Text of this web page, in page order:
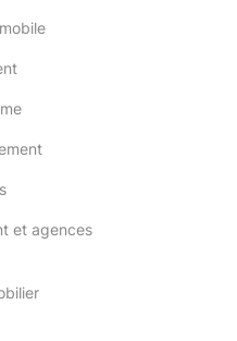
et agences